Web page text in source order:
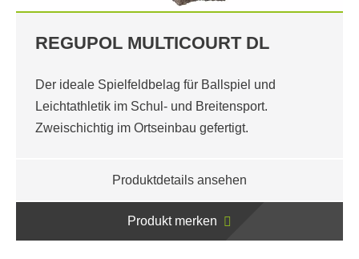
REGUPOL MULTICOURT DL
Der ideale Spielfeldbelag für Ballspiel und
Leichtathletik im Schul- und Breitensport.
Zweischichtig im Ortseinbau gefertigt.
Produktdetails ansehen
Produkt merken